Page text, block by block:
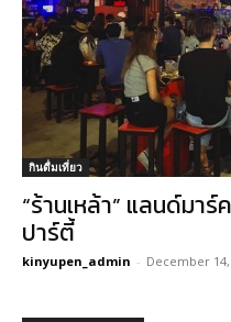
กินดื่มเที่ยว
“ร้านเหล้า” แลนด์ม
ปาร์ตี้
kinyupen_admin - December 14,